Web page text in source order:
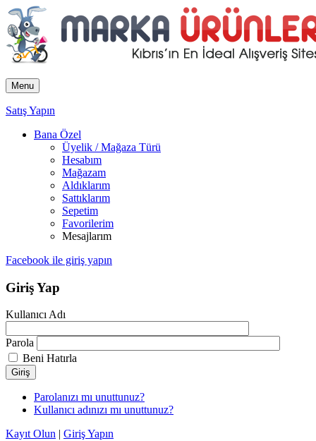
Menu
Satış Yapın
Bana Özel
Üyelik / Mağaza Türü
Hesabım
Mağazam
Aldıklarım
Sattıklarım
Sepetim
Favorilerim
Mesajlarım
Facebook ile giriş yapın
Giriş Yap
Kullanıcı Adı
Parola
Beni Hatırla
Giriş
Parolanızı mı unuttunuz?
Kullanıcı adınızı mı unuttunuz?
Kayıt Olun | Giriş Yapın